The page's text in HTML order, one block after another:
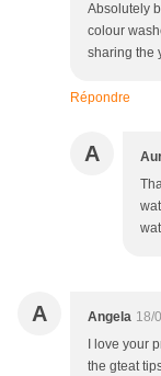
Absolutely
colour
sharing the
Répondre
A
A Angela 18/
I love your
the gteat